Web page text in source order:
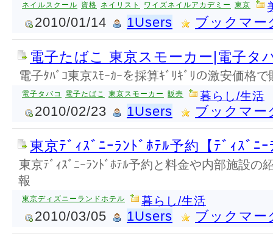
ネイルスクール 資格 ネイリスト ワイズネイルアカデミー 東京
2010/01/14 1Users ブックマー
電子たばこ 東京スモーカー|電子タ
電子ﾀﾊﾞｺ東京ｽﾓｰｶｰを採算ｷﾞﾘｷﾞﾘの激安価格
電子タバコ 電子たばこ 東京スモーカー 販売 暮らし/生活
2010/02/23 1Users ブックマー
東京ﾃﾞｨｽﾞﾆｰﾗﾝﾄﾞﾎﾃﾙ予約【ﾃﾞｨｽﾞﾆ
東京ﾃﾞｨｽﾞﾆｰﾗﾝﾄﾞﾎﾃﾙ予約と料金や内部施設の
報
東京ディズニーランドホテル 暮らし/生活
2010/03/05 1Users ブックマー